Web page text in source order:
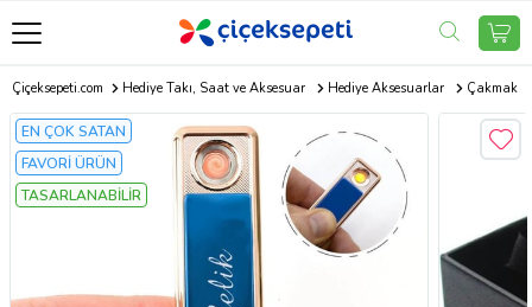
Çiçeksepeti.com Hediye Takı, Saat ve Aksesuar Hediye Aksesuarlar Çakmak
EN ÇOK SATAN
FAVORİ ÜRÜN
TASARLANABİLİR